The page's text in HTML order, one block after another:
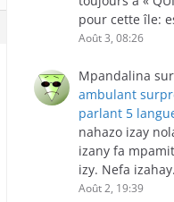
pour cette île:
Août 3, 08:26
Mpandalina sur
ambulant
parlant 5
nahazo izay
izany fa
izy. Nefa
Août 2, 19:39